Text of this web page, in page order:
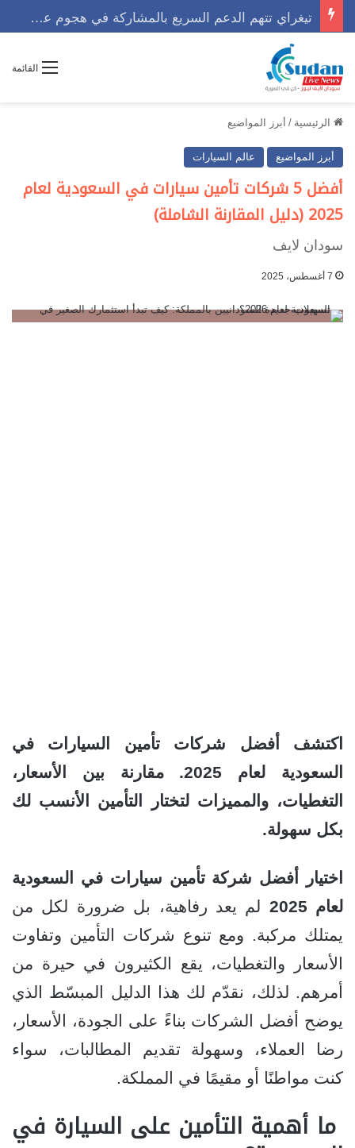
القائمة
الرئيسية / أبرز المواضيع
أبرز المواضيع عالم السيارات
أفضل 5 شركات تأمين سيارات في السعودية لعام
2025 (دليل المقارنة الشاملة)
سودان لايف
7 أغسطس، 2025
اكتشف أفضل شركات تأمين السيارات في
السعودية لعام 2025. مقارنة بين الأسعار،
التغطيات، والمميزات لتختار التأمين الأنسب لك
بكل سهولة.
اختيار أفضل شركة تأمين سيارات في السعودية
لعام 2025
لم يعد رفاهية، بل ضرورة لكل من
يمتلك مركبة. ومع تنوع شركات التأمين وتفاوت
الأسعار والتغطيات، يقع الكثيرون في حيرة من
أمرهم. لذلك، نقدّم لك هذا الدليل المبسّط الذي
يوضح أفضل الشركات بناءً على الجودة، الأسعار،
رضا العملاء، وسهولة تقديم المطالبات، سواء
كنت مواطنًا أو مقيمًا في المملكة.
ما أهمية التأمين على السيارة في